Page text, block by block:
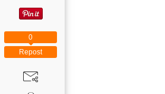
Repost
0